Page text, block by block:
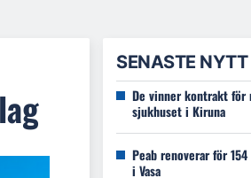
SENASTE NYTT
De vinner kontrakt för
sjukhuset i Kiruna
Peab renoverar för
i Vasa